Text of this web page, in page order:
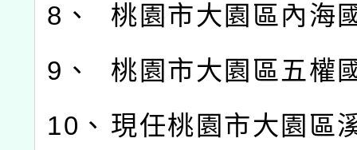
8、
桃園市大園區內海
9、
桃園市大園區五權
10、 現任桃園市大園區